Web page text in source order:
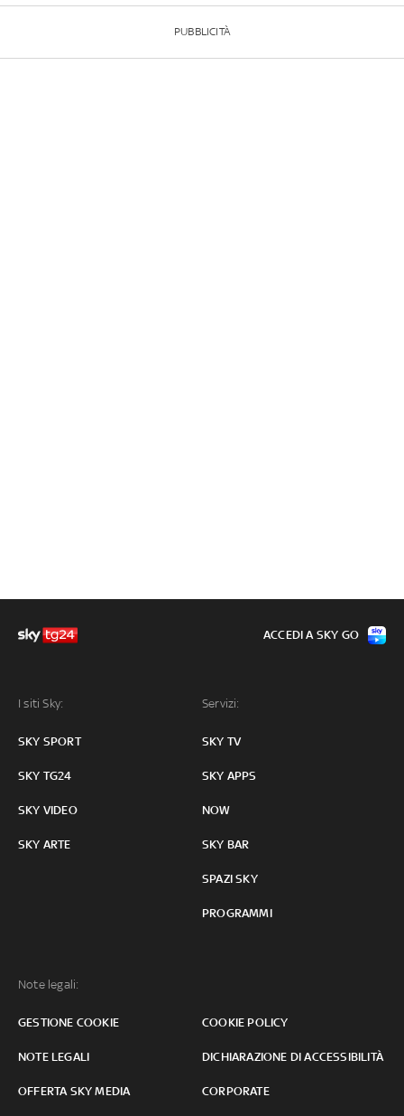
PUBBLICITÀ
I siti Sky:
SKY SPORT
SKY TG24
SKY VIDEO
SKY ARTE
Servizi:
SKY TV
SKY APPS
NOW
SKY BAR
SPAZI SKY
PROGRAMMI
Note legali:
GESTIONE COOKIE COOKIE POLICY
NOTE LEGALI DICHIARAZIONE DI ACCESSIBILITÀ
OFFERTA SKY MEDIA CORPORATE
ACCEDI A SKY GO